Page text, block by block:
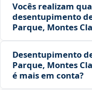
Vocês realizam
desentupimento
Parque, Montes
Desentupimento
Parque, Montes
é mais em conta?